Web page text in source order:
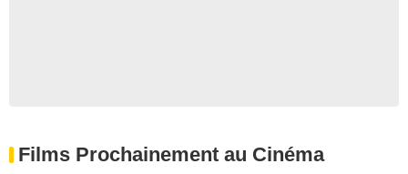
Films Prochainement au Cinéma